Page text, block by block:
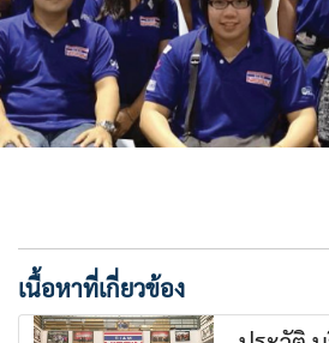
เนื้อหาที่เกี่ยวข้อง